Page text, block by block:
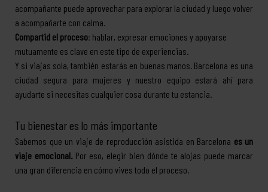
acompañante puede aprovechar para explorar la ciudad y luego volver
a acompañarte con calma.
Compartid el proceso: hablar, expresar emociones y apoyarse
mutuamente es clave en este tipo de experiencias.
Y si viajas sola, también estarás en buenas manos. Barcelona es una
ciudad segura para mujeres y nuestro equipo estará ahí para
ayudarte si necesitas cualquier cosa durante tu estancia.
Tu bienestar es lo más importante
Sabemos que un viaje de reproducción asistida en Barcelona es un
viaje emocional. Por eso, elegir bien dónde te alojas puede marcar
una gran diferencia en cómo vives todo el proceso.